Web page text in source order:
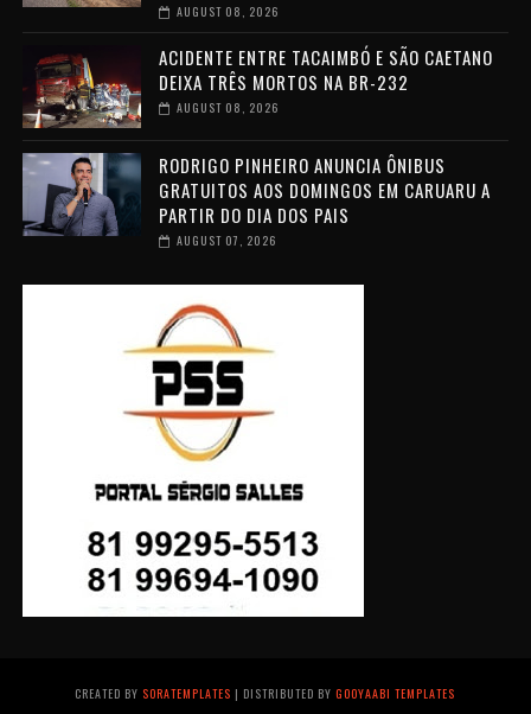
AUGUST 08, 2026
ACIDENTE ENTRE TACAIMBÓ E SÃO CAETANO
DEIXA TRÊS MORTOS NA BR-232
AUGUST 08, 2026
RODRIGO PINHEIRO ANUNCIA ÔNIBUS
GRATUITOS AOS DOMINGOS EM CARUARU A
PARTIR DO DIA DOS PAIS
AUGUST 07, 2026
CREATED BY SORATEMPLATES | DISTRIBUTED BYGOOYAABI TEMPLATES